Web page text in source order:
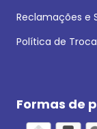
Reclamações e
Política de
Formas de